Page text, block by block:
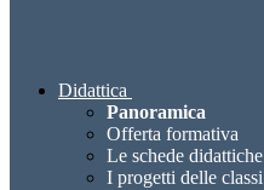
Didattica
Panoramica
Offerta formativa
Le schede didattiche
I progetti delle classi